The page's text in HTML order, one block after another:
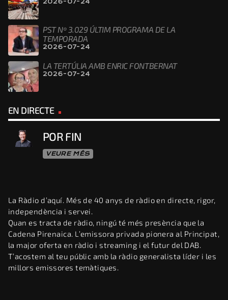
PST Nº 3.029 ÚLTIM PROGRAMA DE LA
TEMPORADA
2026-07-24
LA TERTÚLIA AMB ENRIC FONTBERNAT
2026-07-24
EN DIRECTE
POR FIN
VEURE MÉS
La Ràdio d’aquí. Més de 40 anys de ràdio en directe, rigor,
independència i servei.
Quan es tracta de ràdio, ningú té més presència que la
Cadena Pirenaica. L’emissora privada pionera al Principat,
la major oferta en ràdio i streaming i el futur del DAB.
T’acostem al teu públic amb la ràdio generalista líder i les
millors emissores temàtiques.